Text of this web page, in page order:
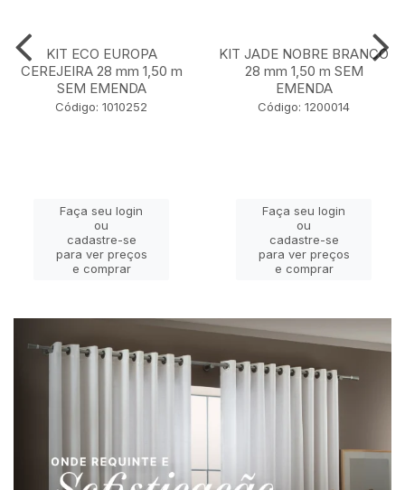
KIT ECO EUROPA
CEREJEIRA 28 mm 1,50 m
SEM EMENDA
Código: 1010252
Faça seu login
ou
cadastre-se
para ver preços
e comprar
KIT JADE NOBRE BRANCO
28 mm 1,50 m SEM
EMENDA
Código: 1200014
Faça seu login
ou
cadastre-se
para ver preços
e comprar